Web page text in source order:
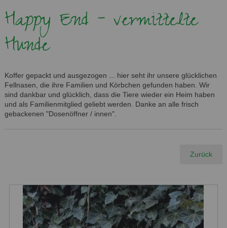
Happy End - vermittelte
Hunde
Koffer gepackt und ausgezogen ... hier seht ihr unsere glücklichen
Fellnasen, die ihre Familien und Körbchen gefunden haben. Wir
sind dankbar und glücklich, dass die Tiere wieder ein Heim haben
und als Familienmitglied geliebt werden. Danke an alle frisch
gebackenen "Dosenöffner / innen".
Zurück